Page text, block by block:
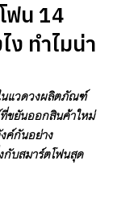
ฟน 14
ง ทำไมน่า
นแวดวงผลิตภัณฑ์
ขยันออกสินค้าใหม่
ค์กันอย่าง
กับสมาร์ตโฟนสุด